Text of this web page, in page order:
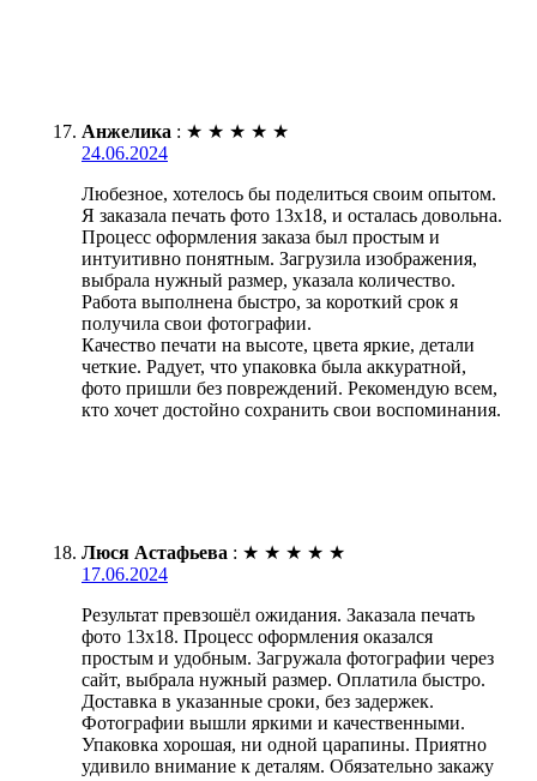
Анжелика : ★ ★ ★ ★ ★
24.06.2024
Любезное, хотелось бы поделиться своим опытом.
Я заказала печать фото 13х18, и осталась довольна.
Процесс оформления заказа был простым и
интуитивно понятным. Загрузила изображения,
выбрала нужный размер, указала количество.
Работа выполнена быстро, за короткий срок я
получила свои фотографии.
Качество печати на высоте, цвета яркие, детали
четкие. Радует, что упаковка была аккуратной,
фото пришли без повреждений. Рекомендую всем,
кто хочет достойно сохранить свои воспоминания.
Люся Астафьева : ★ ★ ★ ★ ★
17.06.2024
Результат превзошёл ожидания. Заказала печать
фото 13х18. Процесс оформления оказался
простым и удобным. Загружала фотографии через
сайт, выбрала нужный размер. Оплатила быстро.
Доставка в указанные сроки, без задержек.
Фотографии вышли яркими и качественными.
Упаковка хорошая, ни одной царапины. Приятно
удивило внимание к деталям. Обязательно закажу